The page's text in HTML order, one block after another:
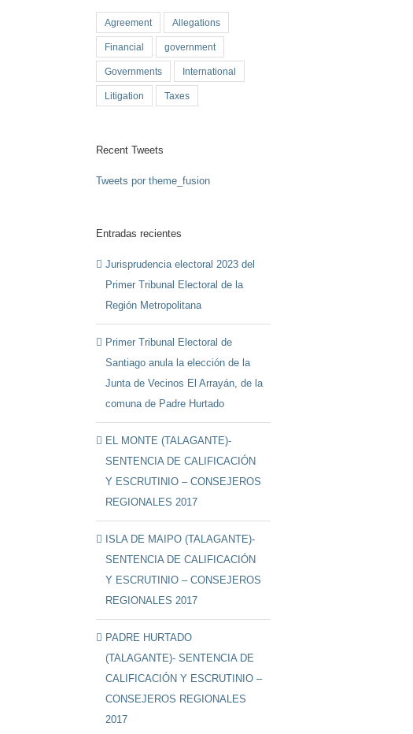
Agreement Allegations
Financial government
Governments International
Litigation Taxes
Recent Tweets
Tweets por theme_fusion
Entradas recientes
Jurisprudencia electoral 2023 del
Primer Tribunal Electoral de la
Región Metropolitana
Primer Tribunal Electoral de
Santiago anula la elección de la
Junta de Vecinos El Arrayán, de la
comuna de Padre Hurtado
EL MONTE (TALAGANTE)-
SENTENCIA DE CALIFICACIÓN
Y ESCRUTINIO – CONSEJEROS
REGIONALES 2017
ISLA DE MAIPO (TALAGANTE)-
SENTENCIA DE CALIFICACIÓN
Y ESCRUTINIO – CONSEJEROS
REGIONALES 2017
PADRE HURTADO
(TALAGANTE)- SENTENCIA DE
CALIFICACIÓN Y ESCRUTINIO –
CONSEJEROS REGIONALES
2017